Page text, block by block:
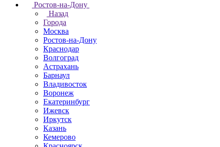
Ростов-на-Дону
Назад
Города
Москва
Ростов-на-Дону
Краснодар
Волгоград
Астрахань
Барнаул
Владивосток
Воронеж
Екатеринбург
Ижевск
Иркутск
Казань
Кемерово